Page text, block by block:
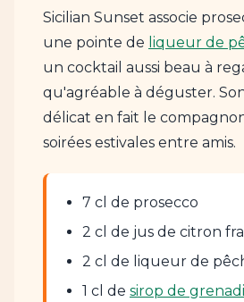
Sicilian Sunset associe
une pointe de liqueur de
un cocktail aussi beau à
qu'agréable à déguster.
délicat en fait le
soirées estivales entre amis.
7 cl de prosecco
2 cl de jus de citron
2 cl de liqueur de
1 cl de sirop de